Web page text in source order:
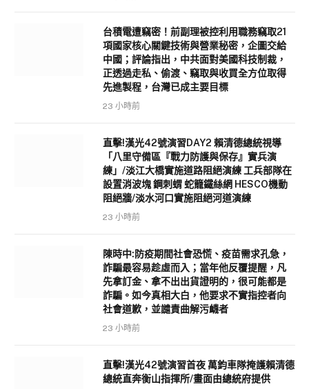
台積電遭竊密！前副理被控利用職務竊取21
項國家核心關鍵技術與營業秘密，企圖交給
中國；評論指出，中共面對美國科技制裁，
正透過走私、偷渡、竊取與收買全方位取得
先進製程，台灣已成主要目標
23 小時前
直擊!漢光42號演習DAY2 賴清德總統視導
「八里守備區『戰力防護與保存』實兵演
練」/淡江大橋實施道路阻絕演練 工兵部隊在
設置消波塊 鋼刺蝟 蛇籠鐵絲網 HESCO機動
阻絕牆/淡水河口實施阻絕河道演練
23 小時前
陳時中:防疫期間社會恐慌、疫苗需求孔急，
詐騙最容易趁虛而入；當年他反覆提醒，凡
先拿訂金、拿不出出貨證明的，很可能都是
詐騙。如今真相大白，他要求不實指控者向
社會道歉，並譴責曲解污衊者
23 小時前
直擊!漢光42號演習首夜 萬鈞車隊掩護賴清德
總統直奔衡山指揮所/畫面由總統府提供